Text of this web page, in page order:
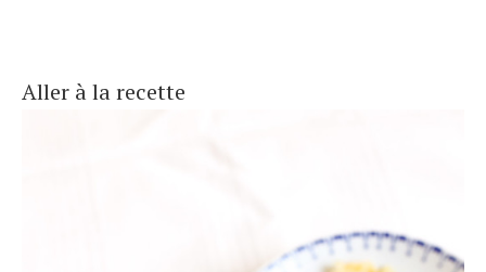
Aller à la recette